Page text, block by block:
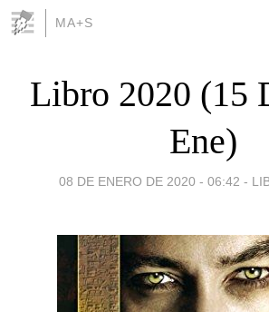
MA+S
Libro 2020 (15
Ene)
08 DE ENERO DE 2020 - 06:42 -